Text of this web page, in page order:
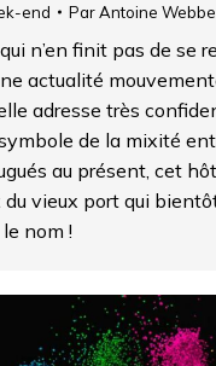
end ParAntoine
n’en finit pas de se
actualité
adresse très
de la mixité
au présent, cet
du vieux port qui
nom !